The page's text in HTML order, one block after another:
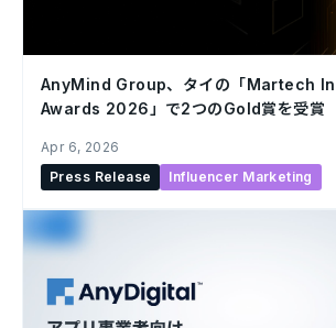
AnyMind Group、タイの「Martech
Awards 2026」で2つのGold賞を受賞
Apr 6, 2026
Press Release
Influencer Marketing